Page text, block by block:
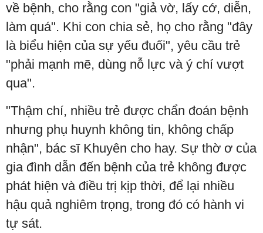
về bệnh, cho rằng con "giả vờ, lấy cớ, diễn,
làm quá". Khi con chia sẻ, họ cho rằng "đây
là biểu hiện của sự yếu đuối", yêu cầu trẻ
"phải mạnh mẽ, dùng nỗ lực và ý chí vượt
qua".
"Thậm chí, nhiều trẻ được chẩn đoán bệnh
nhưng phụ huynh không tin, không chấp
nhận", bác sĩ Khuyên cho hay. Sự thờ ơ của
gia đình dẫn đến bệnh của trẻ không được
phát hiện và điều trị kịp thời, để lại nhiều
hậu quả nghiêm trọng, trong đó có hành vi
tự sát.